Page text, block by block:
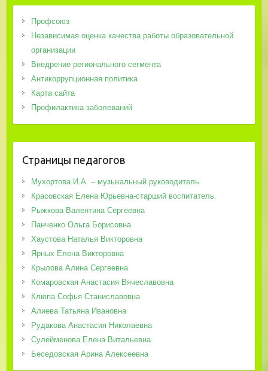
Профсоюз
Независимая оценка качества работы образовательной
организации
Внедрение регионального сегмента
Антикоррупционная политика
Карта сайта
Профилактика заболеваний
Страницы педагогов
Мухортова И.А. – музыкальный руководитель
Красовская Елена Юрьевна-старший воспитатель.
Рыжкова Валентина Сергеевна
Панченко Ольга Борисовна
Хаустова Наталья Викторовна
Ярных Елена Викторовна
Крылова Алина Сергеевна
Комаровская Анастасия Вячеславовна
Клюпа Софья Станиславовна
Алиева Татьяна Ивановна
Рудакова Анастасия Николаевна
Сулейменова Елена Витальевна
Беседовская Арина Алексеевна